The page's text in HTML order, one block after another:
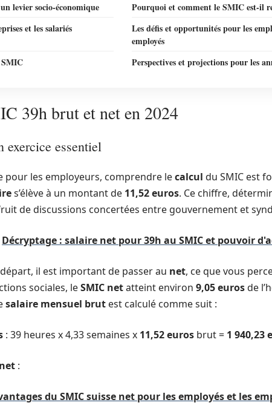
levier socio-économique
Pourquoi et comment le SMIC est-il
et les salariés
Les défis et opportunités pour les
employés
Perspectives et projections pour les
39h brut et net en 2024
essentiel
pour les employeurs, comprendre lecalcul du SMIC est
s’élève à un montant de 11,52 euros. Ce chiffre,
de discussions concertées entre gouvernement et
Décryptage : salaire net pour 39h au SMIC et pouvoir
il est important de passer au net, ce que vous
sociales, leSMIC netatteint environ 9,05 eurosde
salaire mensuel brut est calculé comme suit :
: 39 heures x 4,33 semaines x 11,52 euros brut = 1 940,23
net :
du SMIC suisse net pour les employés et les